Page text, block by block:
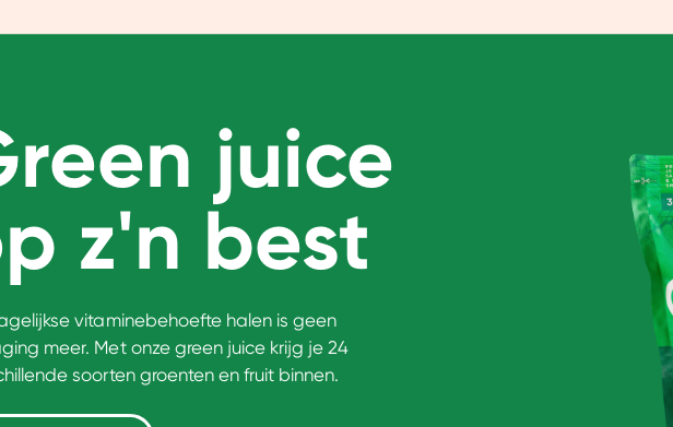
juice
z'n best
vitaminebehoefte halen is geen
meer. Met onze green juice krijg je 24
soorten groenten en fruit binnen.